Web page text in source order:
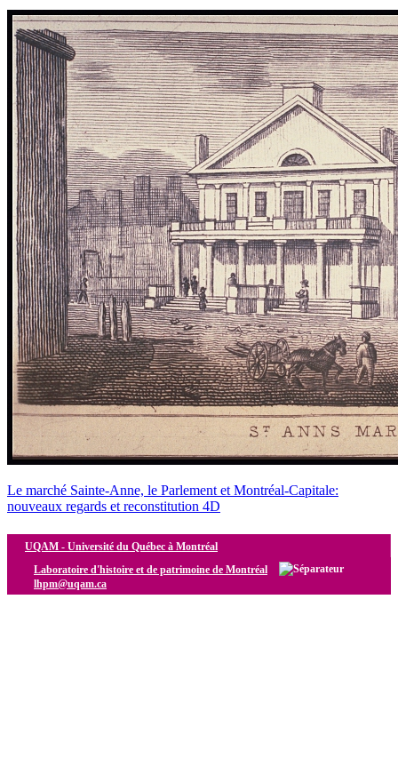
Le marché Sainte-Anne, le Parlement et Montréal-Capitale:
nouveaux regards et reconstitution 4D
UQAM - Université du Québec à Montréal
Laboratoire d'histoire et de patrimoine de Montréal
lhpm@uqam.ca